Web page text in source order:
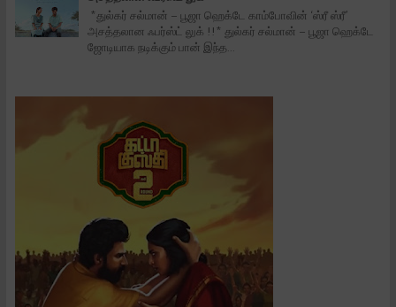
*துல்கர் சல்மான் – பூஜா ஹெக்டே காம்போவின் ‘ஸ்ரீ ஸ்ரீ’
அசத்தலான ஃபர்ஸ்ட் லுக் !!* துல்கர் சல்மான் – பூஜா ஹெக்டே
ஜோடியாக நடிக்கும் பான் இந்த...